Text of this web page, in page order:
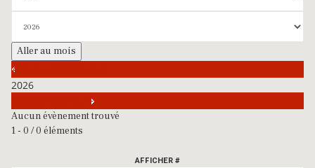
Aller au mois
ANNÉE PRÉCÉDENTE
2026
ANNÉE SUIVANTE
Aucun évènement trouvé
Limite de la pagination
1 - 0 / 0 éléments
AFFICHER #